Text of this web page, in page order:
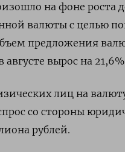
на фоне роста
валюты с целью
предложения
августе вырос на
лиц на
со стороны
рублей.